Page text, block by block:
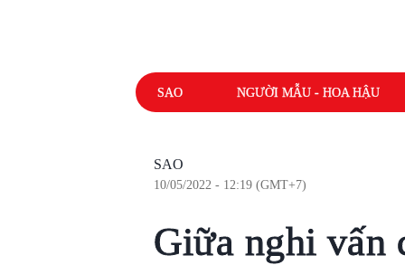
SAO NGƯỜI MẪU - HOA HẬU
SAO
10/05/2022 - 12:19 (GMT+7)
Giữa nghi vấn